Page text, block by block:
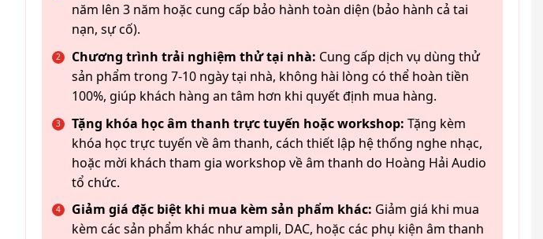
năm lên 3 năm hoặc cung cấp bảo hành toàn diện (bảo hành cả tai
nạn, sự cố).
Chương trình trải nghiệm thử tại nhà: Cung cấp dịch vụ dùng thử
sản phẩm trong 7-10 ngày tại nhà, không hài lòng có thể hoàn tiền
100%, giúp khách hàng an tâm hơn khi quyết định mua hàng.
Tặng khóa học âm thanh trực tuyến hoặc workshop: Tặng kèm
khóa học trực tuyến về âm thanh, cách thiết lập hệ thống nghe nhạc,
hoặc mời khách tham gia workshop về âm thanh do Hoàng Hải Audio
tổ chức.
Giảm giá đặc biệt khi mua kèm sản phẩm khác: Giảm giá khi mua
kèm các sản phẩm khác như ampli, DAC, hoặc các phụ kiện âm thanh